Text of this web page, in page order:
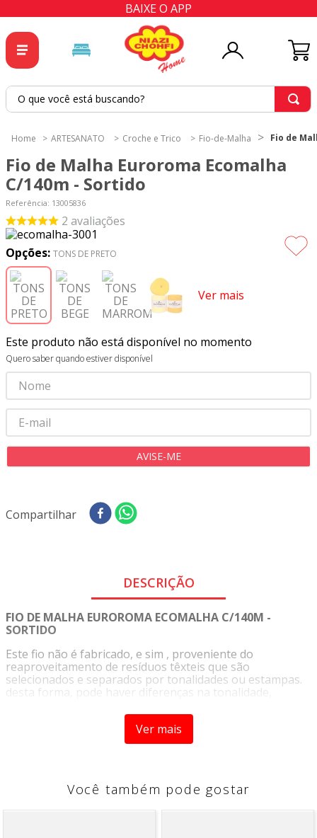
BAIXE O APP
O que você está buscando?
ARTESANATO Croche e Trico Fio-de-Malha Fio de
Fio de Malha Euroroma Ecomalha
C/140m - Sortido
Referência: 13005836
2 avaliações
Opções: TONS DE PRETO
Ver mais
Este produto não está disponível no momento
Quero saber quando estiver disponível
Compartilhar
DESCRIÇÃO
FIO DE MALHA EUROROMA ECOMALHA C/140M -
SORTIDO
Este fio não é fabricado, e sim , proveniente do
reaproveitamento de resíduos têxteis que são
selecionados e separados por tonalidades ou estampas.
desta forma, pode haver diferenças na tonalidade,
e outro. o EuroRoma Ecomalha é um fio de malha
ecológico que oferece múltiplas possibilidades para o
**Esse Produto é vendido por tons, mesmo comprando
Ver mais
Você também pode gostar
2º
tapete
cortina
4º
tapetes
5º
tecido percal
6
tecido tricoline
7º
8º
tricoline digital
9º
tecido oxford
10º toalha mesa